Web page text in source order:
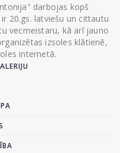
darbojas kopš
20.gs. latviešu un cittautu
vecmeistaru, kā arī jauno
izsoles klātienē,
internetā.